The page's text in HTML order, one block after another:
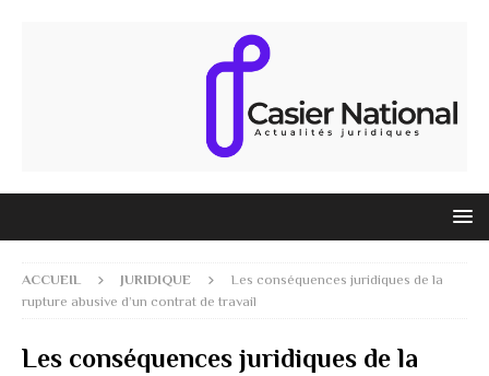
ACCUEIL JURIDIQUE
Les conséquences juridiques de la
rupture abusive d’un contrat de travail
Les conséquences juridiques de la